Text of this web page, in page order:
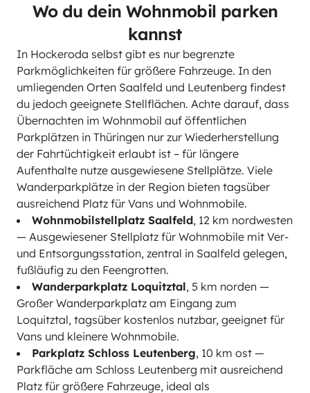
Wo du dein Wohnmobil parken
kannst
In Hockeroda selbst gibt es nur begrenzte
Parkmöglichkeiten für größere Fahrzeuge. In den
umliegenden Orten Saalfeld und Leutenberg findest
du jedoch geeignete Stellflächen. Achte darauf, dass
Übernachten im Wohnmobil auf öffentlichen
Parkplätzen in Thüringen nur zur Wiederherstellung
der Fahrtüchtigkeit erlaubt ist – für längere
Aufenthalte nutze ausgewiesene Stellplätze. Viele
Wanderparkplätze in der Region bieten tagsüber
ausreichend Platz für Vans und Wohnmobile.
Wohnmobilstellplatz Saalfeld, 12 km nordwesten
— Ausgewiesener Stellplatz für Wohnmobile mit Ver-
und Entsorgungsstation, zentral in Saalfeld gelegen,
fußläufig zu den Feengrotten.
Wanderparkplatz Loquitztal, 5 km norden —
Großer Wanderparkplatz am Eingang zum
Loquitztal, tagsüber kostenlos nutzbar, geeignet für
Vans und kleinere Wohnmobile.
Parkplatz Schloss Leutenberg, 10 km ost —
Parkfläche am Schloss Leutenberg mit ausreichend
Platz für größere Fahrzeuge, ideal als